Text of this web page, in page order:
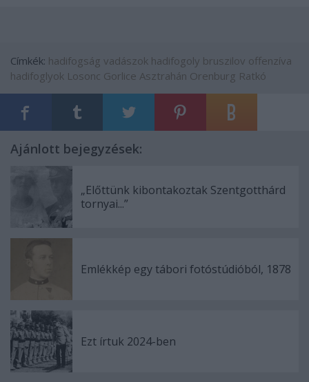
Címkék: hadifogság vadászok hadifogoly bruszilov offenzíva
hadifoglyok Losonc Gorlice Asztrahán Orenburg Ratkó
Ajánlott bejegyzések:
„Előttünk kibontakoztak Szentgotthárd
tornyai...”
Emlékkép egy tábori fotóstúdióból, 1878
Ezt írtuk 2024-ben